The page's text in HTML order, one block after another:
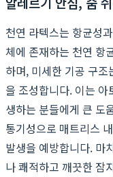
천연 라텍스는 항균성
체에 존재하는 천연 항
하며, 미세한 기공 구
을 조성합니다. 이는
생하는 분들에게 큰 도
통기성으로 매트리스
발생을 예방합니다. 마
나 쾌적하고 깨끗한 잠